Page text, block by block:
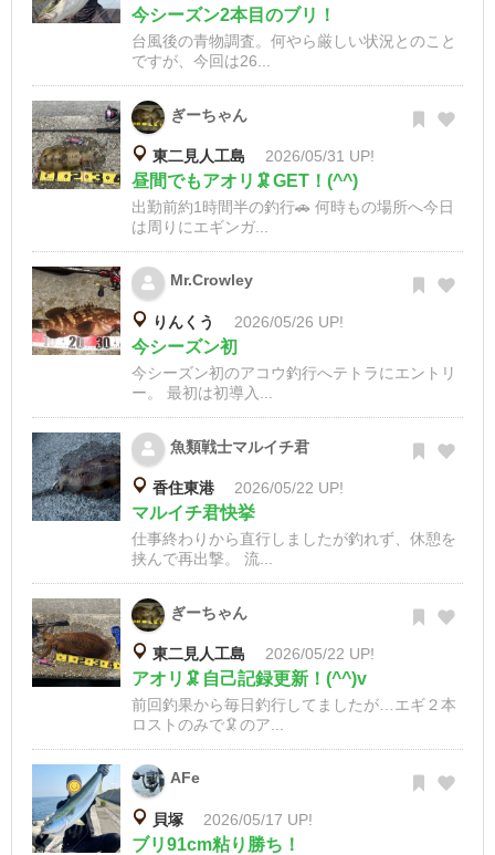
今シーズン2本目のブリ！
台風後の青物調査。何やら厳しい状況とのこと
ですが、今回は26...
ぎーちゃん
東二見人工島 2026/05/31 UP!
昼間でもアオリ🦑GET！(^^)
出勤前約1時間半の釣行🚗 何時もの場所へ今日
は周りにエギンガ...
Mr.Crowley
りんくう 2026/05/26 UP!
今シーズン初
今シーズン初のアコウ釣行へテトラにエントリ
ー。 最初は初導入...
魚類戦士マルイチ君
香住東港 2026/05/22 UP!
マルイチ君快挙
仕事終わりから直行しましたが釣れず、休憩を
挟んで再出撃。 流...
ぎーちゃん
東二見人工島 2026/05/22 UP!
アオリ🦑自己記録更新！(^^)v
前回釣果から毎日釣行してましたが…エギ２本
ロストのみで🦑のア...
AFe
貝塚 2026/05/17 UP!
ブリ91cm粘り勝ち！